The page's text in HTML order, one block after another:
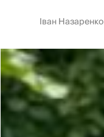
Іван Назаренко